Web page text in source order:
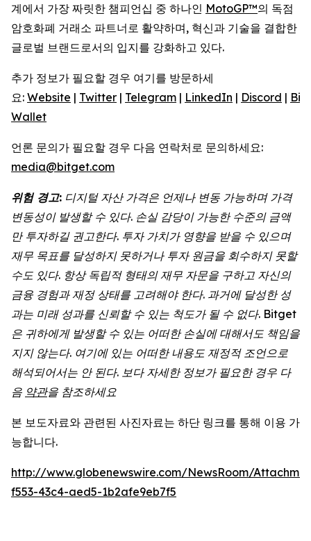
계에서 가장 짜릿한 챔피언십 중 하나인 MotoGP™의 독점
암호화폐 거래소 파트너로 활약하며, 혁신과 기술을 결합한
글로벌 브랜드로서의 입지를 강화하고 있다.
추가 정보가 필요할 경우 여기를 방문하세
요: Website | Twitter | Telegram | LinkedIn | Discord |
Wallet
언론 문의가 필요할 경우 다음 연락처로 문의하세요:
media@bitget.com
위험 경고: 디지털 자산 가격은 언제나 변동 가능하며 가격
변동성이 발생할 수 있다. 손실 감당이 가능한 수준의 금액
만 투자하길 권고한다. 투자 가치가 영향을 받을 수 있으며
재무 목표를 달성하지 못하거나 투자 원금을 회수하지 못할
수도 있다. 항상 독립적 형태의 재무 자문을 구하고 자신의
금융 경험과 재정 상태를 고려해야 한다. 과거에 달성한 성
과는 미래 성과를 신뢰할 수 있는 척도가 될 수 없다. Bitget
은 귀하에게 발생할 수 있는 어떠한 손실에 대해서도 책임을
지지 않는다. 여기에 있는 어떠한 내용도 재정적 조언으로
해석되어서는 안 된다. 보다 자세한 정보가 필요한 경우 다
음 약관을 참조하세요
본 보도자료와 관련된 사진자료는 하단 링크를 통해 이용 가
능합니다.
http://www.globenewswire.com/NewsRoom/
f553-43c4-aed5-1b2afe9eb7f5